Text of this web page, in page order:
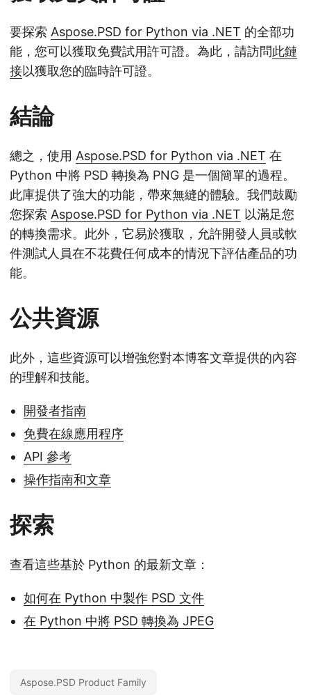
要探索 Aspose.PSD for Python via .NET 的全部功
能，您可以獲取免費試用許可證。為此，請訪問此鏈
接以獲取您的臨時許可證。
結論
總之，使用 Aspose.PSD for Python via .NET 在
Python 中將 PSD 轉換為 PNG 是一個簡單的過程。
此庫提供了強大的功能，帶來無縫的體驗。我們鼓勵
您探索 Aspose.PSD for Python via .NET 以滿足您
的轉換需求。此外，它易於獲取，允許開發人員或軟
件測試人員在不花費任何成本的情況下評估產品的功
能。
公共資源
此外，這些資源可以增強您對本博客文章提供的內容
的理解和技能。
開發者指南
免費在線應用程序
API 參考
操作指南和文章
探索
查看這些基於 Python 的最新文章：
如何在 Python 中製作 PSD 文件
在 Python 中將 PSD 轉換為 JPEG
Aspose.PSD Product Family